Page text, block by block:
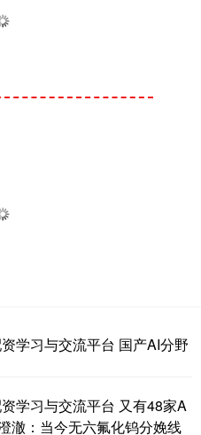
学习与交流平台 国产AI分野
学习与交流平台 又有48家A
澈：当今无六氟化钨分娩线